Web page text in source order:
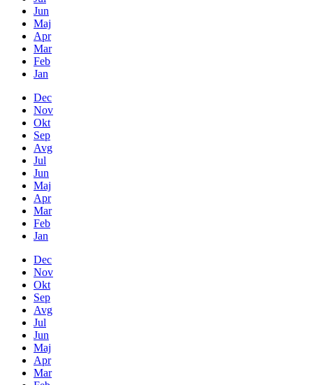
Jun
Maj
Apr
Mar
Feb
Jan
Dec
Nov
Okt
Sep
Avg
Jul
Jun
Maj
Apr
Mar
Feb
Jan
Dec
Nov
Okt
Sep
Avg
Jul
Jun
Maj
Apr
Mar